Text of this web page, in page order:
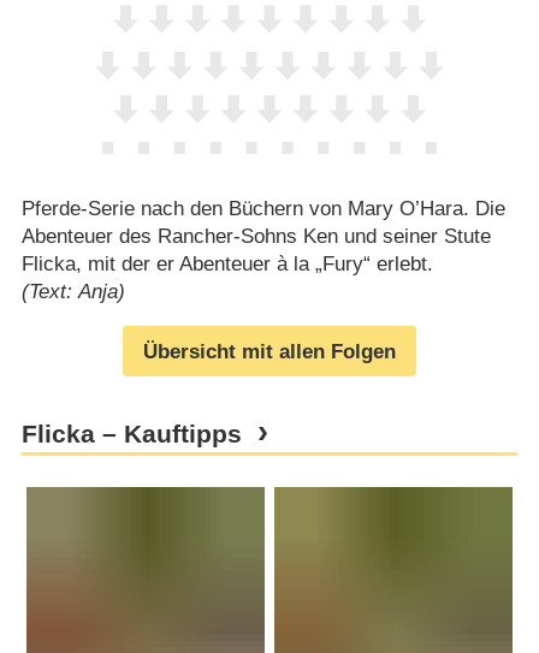
Pferde-Serie nach den Büchern von Mary O’Hara. Die
Abenteuer des Rancher-Sohns Ken und seiner Stute
Flicka, mit der er Abenteuer à la „Fury“ erlebt.
(Text: Anja)
Übersicht mit allen Folgen
Flicka – Kauftipps